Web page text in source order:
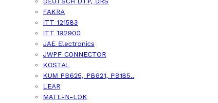
FAKRA
ITT 121583
ITT 192900
JAE Electronics
JWPF CONNECTOR
KOSTAL
KUM PB625, PB621, PB185..
LEAR
MATE-N-LOK